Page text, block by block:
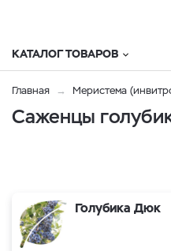
КАТАЛОГ ТОВАРОВ
Главная Меристема
Саженцы
Голубика Дюк